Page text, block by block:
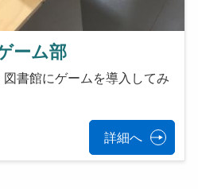
ーム部
書館にゲームを導入してみ
詳細へ